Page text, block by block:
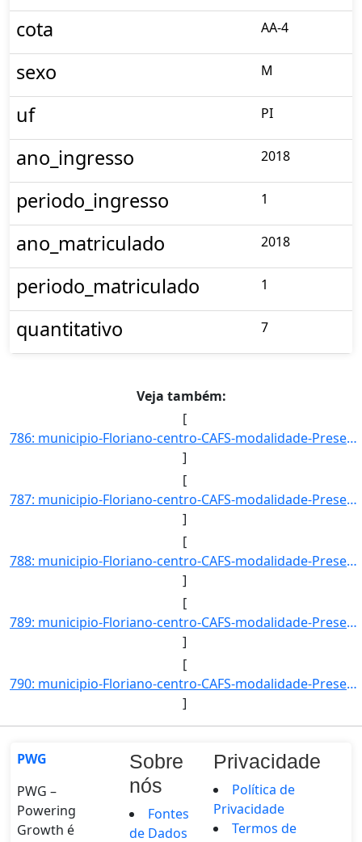
cota AA-4
sexo M
uf PI
ano_ingresso 2018
periodo_ingresso 1
ano_matriculado 2018
periodo_matriculado 1
quantitativo 7
Veja também:
[
786: municipio-Floriano-centro-CAFS-modalidade-Presencial-convenio--selecao-SISU-cota-AC-sexo-F-uf-PI-ano]
]
[
787: municipio-Floriano-centro-CAFS-modalidade-Presencial-convenio--selecao-SISU-cota-AC-sexo-M-uf-PI-ano]
]
[
788: municipio-Floriano-centro-CAFS-modalidade-Presencial-convenio--selecao-SISU-cota-AC-sexo-F-uf-SP-ano]
]
[
789: municipio-Floriano-centro-CAFS-modalidade-Presencial-convenio--selecao-SISU_COTA-cota-AA-1-sexo-M-uf]
]
[
790: municipio-Floriano-centro-CAFS-modalidade-Presencial-convenio--selecao-SISU_COTA-cota-AA-2-sexo-M-uf]
]
PWG
PWG –
Powering
Growth é
Sobre
nós
Fontes
de Dados
Privacidade
Política de
Privacidade
Termos de